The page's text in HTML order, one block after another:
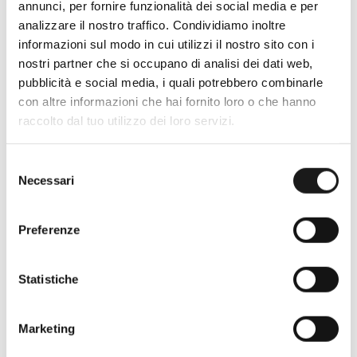
annunci, per fornire funzionalità dei social media e per
analizzare il nostro traffico. Condividiamo inoltre
informazioni sul modo in cui utilizzi il nostro sito con i
nostri partner che si occupano di analisi dei dati web,
pubblicità e social media, i quali potrebbero combinarle
con altre informazioni che hai fornito loro o che hanno
raccolto dal tuo utilizzo dei loro servizi.
delNecessari
Preferenze
Statistiche
Marketing
Oltre 30 anni di esperienza
Nato nel 1990 con il nome di Rifugio
Roma, RRTrek è il punto di riferimento
clienti con professionalità, rendendo